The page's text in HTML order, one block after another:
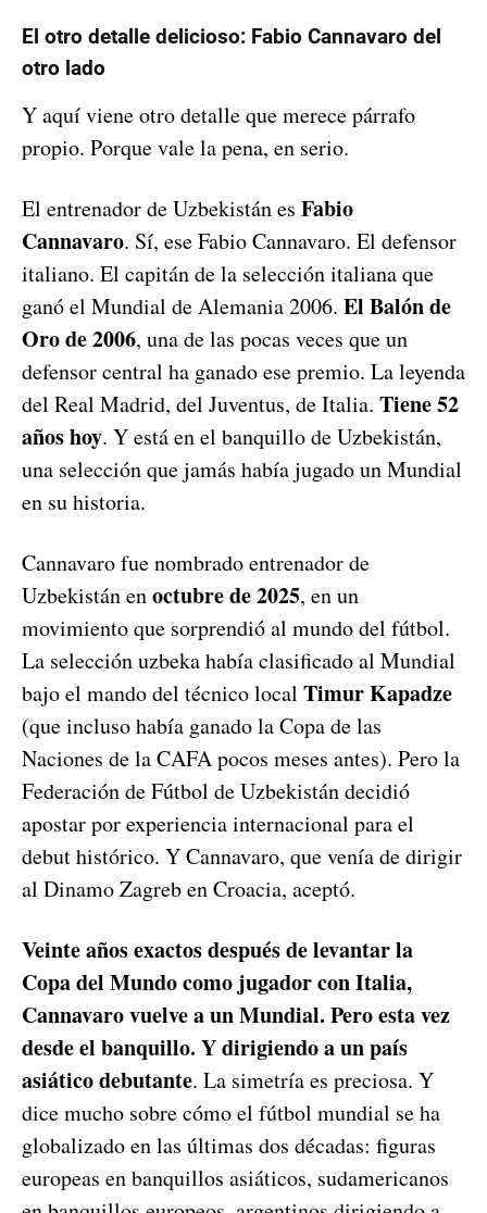
El otro detalle delicioso: Fabio Cannavaro del
otro lado
Y aquí viene otro detalle que merece párrafo
propio. Porque vale la pena, en serio.
El entrenador de Uzbekistán es Fabio
Cannavaro. Sí, ese Fabio Cannavaro. El defensor
italiano. El capitán de la selección italiana que
ganó el Mundial de Alemania 2006. El Balón de
Oro de 2006, una de las pocas veces que un
defensor central ha ganado ese premio. La leyenda
del Real Madrid, del Juventus, de Italia. Tiene 52
años hoy. Y está en el banquillo de Uzbekistán,
una selección que jamás había jugado un Mundial
en su historia.
Cannavaro fue nombrado entrenador de
Uzbekistán enoctubre de 2025, en un
movimiento que sorprendió al mundo del fútbol.
La selección uzbeka había clasificado al Mundial
bajo el mando del técnico local Timur Kapadze
(que incluso había ganado la Copa de las
Naciones de la CAFA pocos meses antes). Pero la
Federación de Fútbol de Uzbekistán decidió
apostar por experiencia internacional para el
debut histórico. Y Cannavaro, que venía de dirigir
al Dinamo Zagreb en Croacia, aceptó.
Veinte años exactos después de levantar la
Copa del Mundo como jugador con Italia,
Cannavaro vuelve a un Mundial. Pero esta vez
desde el banquillo. Y dirigiendo a un país
asiático debutante. La simetría es preciosa. Y
dice mucho sobre cómo el fútbol mundial se ha
globalizado en las últimas dos décadas: figuras
europeas en banquillos asiáticos, sudamericanos